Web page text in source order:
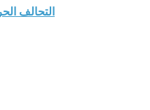
التحالف